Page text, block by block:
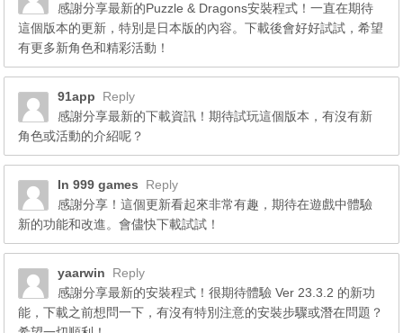
感謝分享最新的Puzzle & Dragons安裝程式！一直在期待
這個版本的更新，特別是日本版的內容。下載後會好好試試，希望
有更多新角色和精彩活動！
91app
Reply
感謝分享最新的下載資訊！期待試玩這個版本，有沒有新
角色或活動的介紹呢？
In 999 games
Reply
感謝分享！這個更新看起來非常有趣，期待在遊戲中體驗
新的功能和改進。會儘快下載試試！
yaarwin
Reply
感謝分享最新的安裝程式！很期待體驗 Ver 23.3.2 的新功
能，下載之前想問一下，有沒有特別注意的安裝步驟或潛在問題？